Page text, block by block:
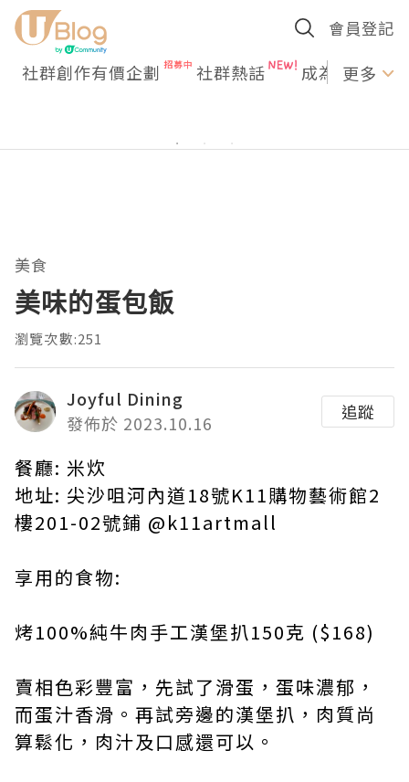
會員登記
社群創作有價企劃 社群熱話 成為U更多
美食
美味的蛋包飯
瀏覽次數:251
Joyful Dining
發佈於 2023.10.16
追蹤
餐廳: 米炊
地址: 尖沙咀河內道18號K11購物藝術館2
樓201-02號鋪 @k11artmall
享用的食物:
烤100%純牛肉手工漢堡扒150克 ($168)
賣相色彩豐富，先試了滑蛋，蛋味濃郁，
而蛋汁香滑。再試旁邊的漢堡扒，肉質尚
算鬆化，肉汁及口感還可以。